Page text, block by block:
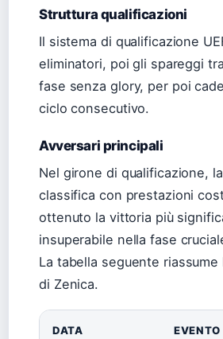
Struttura qualificazioni
Il sistema di qualificazione
eliminatori, poi gli spareggi
fase senza glory, per poi
ciclo consecutivo.
Avversari principali
Nel girone di qualificazione,
classifica con prestazioni
ottenuto la vittoria più
insuperabile nella fase
La tabella seguente
di Zenica.
DATA EVENTO